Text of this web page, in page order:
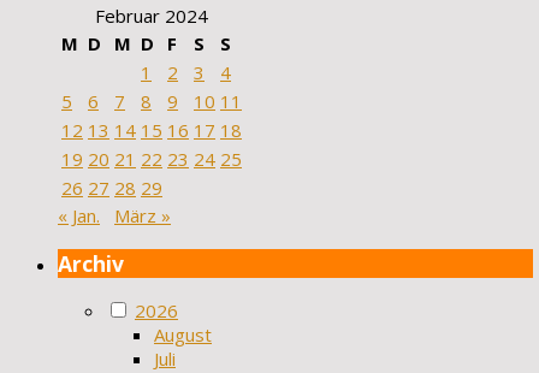
Februar 2024
M D M D F S
S
1
2 3
4
5
6 7 8 9 10 11
12 13 14 15 16 17 18
19 20 21 22 23 24 25
26 27 28 29
« Jan.
März »
Archiv
2026
August
Juli